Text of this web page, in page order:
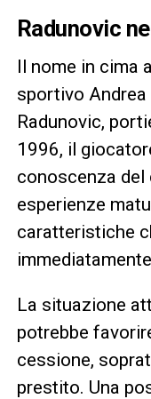
Radunovic
Il nome in cima
sportivo
Radunovic,
1996, il
conoscenza
esperienze
caratteristiche
La situazione
potrebbe
cessione,
prestito. Una